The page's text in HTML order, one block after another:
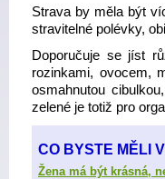
Strava by měla být
stravitelné polévky,
Doporučuje se jíst
rozinkami, ovocem,
osmahnutou
zelené je totiž pro
CO BYSTE MĚLI
Žena má být krásná,